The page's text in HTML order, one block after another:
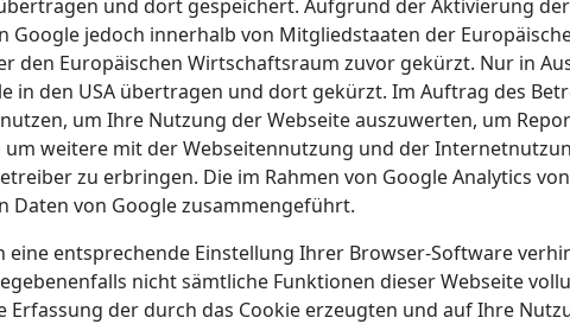
und dort gespeichert. Aufgrund der Aktivierung
Google jedoch innerhalb von Mitgliedstaaten der
den Europäischen Wirtschaftsraum zuvor gekürzt. Nur in
in den USA übertragen und dort gekürzt. Im Auftrag des
um Ihre Nutzung der Webseite auszuwerten, um
weitere mit der Webseitennutzung und der
zu erbringen. Die im Rahmen von Google Analytics
Daten von Google zusammengeführt.
eine entsprechende Einstellung Ihrer Browser-Software
nicht sämtliche Funktionen dieser Webseite
der durch das Cookie erzeugten und auf Ihre